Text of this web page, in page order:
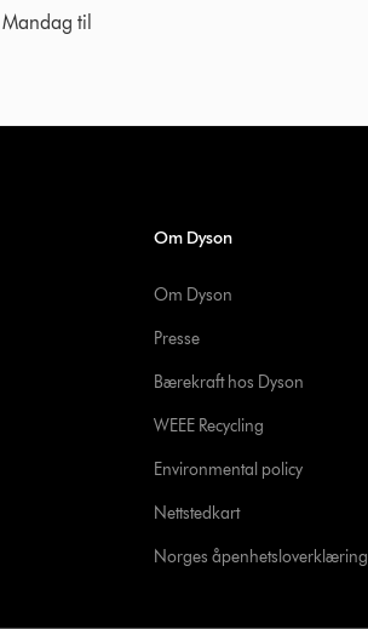
til
Om Dyson
Om Dyson
Presse
Bærekraft hos Dyson
WEEE Recycling
Environmental policy
Nettstedkart
Norges åpenhetsloverklæring